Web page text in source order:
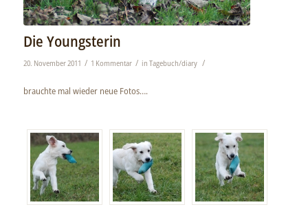
Die Youngsterin
20. November 2011 / 1 Kommentar / in Tagebuch/diary /
brauchte mal wieder neue Fotos….